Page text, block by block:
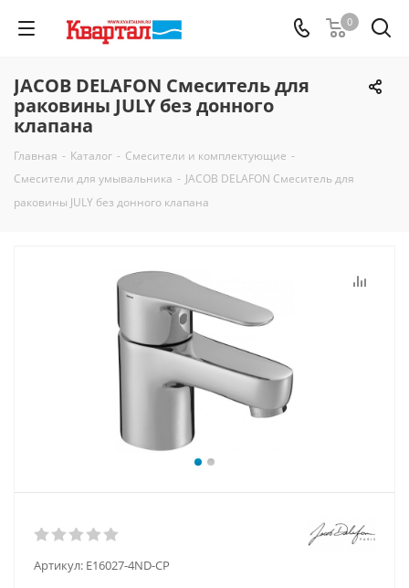
0
JACOB DELAFON Смеситель для
раковины JULY без донного
клапана
Главная - Каталог - Смесители и комплектующие -
Смесители для умывальника - JACOB DELAFON Смеситель для
раковины JULY без донного клапана
Артикул: E16027-4ND-CP